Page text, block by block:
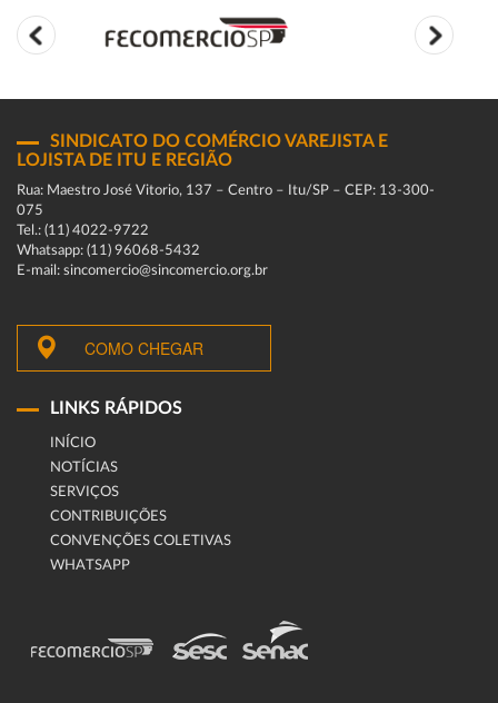
SINDICATO DO COMÉRCIO VAREJISTA E
LOJISTA DE ITU E REGIÃO
Rua: Maestro José Vitorio, 137 – Centro – Itu/SP – CEP: 13-300-
075
Tel.: (11) 4022-9722
Whatsapp: (11) 96068-5432
E-mail: sincomercio@sincomercio.org.br
COMO CHEGAR
LINKS RÁPIDOS
INÍCIO
NOTÍCIAS
SERVIÇOS
CONTRIBUIÇÕES
CONVENÇÕES COLETIVAS
WHATSAPP